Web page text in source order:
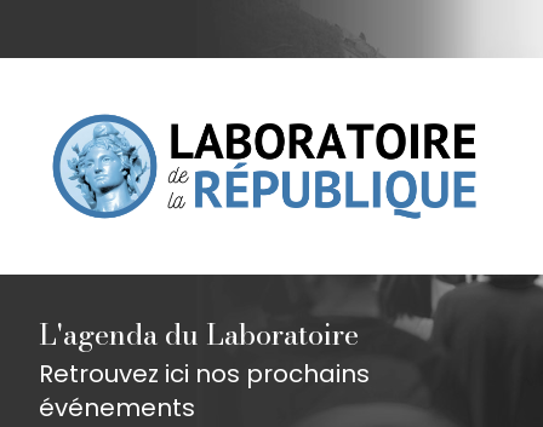
L'agenda du Laboratoire
Retrouvez ici nos prochains
événements